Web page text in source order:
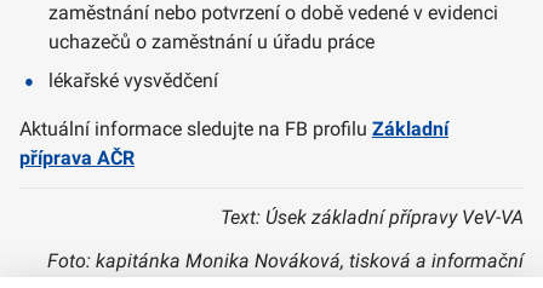
zaměstnání nebo potvrzení o době vedené v evidenci
uchazečů o zaměstnání u úřadu práce
lékařské vysvědčení
Aktuální informace sledujte na FB profilu Základní
příprava AČR
Text: Úsek základní přípravy VeV-VA
Foto: kapitánka Monika Nováková, tisková a informační